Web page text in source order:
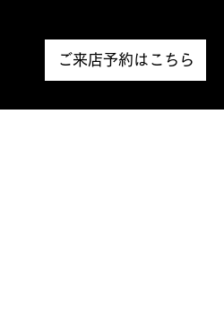
ご来店予約はこちら